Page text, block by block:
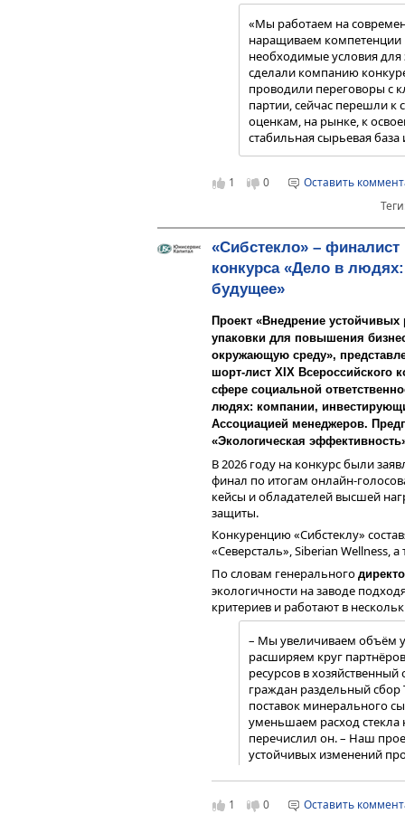
«Мы работаем на
наращиваем
необходимые условия для
сделали компанию
проводили переговоры с
партии, сейчас перешли
оценкам, на рынке, к
стабильная сырьевая
1 0
Оставить
«Сибстекло» – финалист
конкурса «Дело в
будущее»
Проект «Внедрение
упаковки для повышения
окружающую среду»,
шорт-лист XIX Всероссийского
сфере социальной
людях: компании,
Ассоциацией менеджеров.
«Экологическая
В 2026 году на конкурс были
финал по итогам онлайн-
кейсы и обладателей высшей
защиты.
Конкуренцию «Сибстеклу»
«Северсталь», Siberian Wellness,
По словам генерального
экологичности на заводе
критериев и работают в
– Мы увеличиваем объём
расширяем круг
ресурсов в
граждан раздельный
поставок минерального
уменьшаем расход стекла
перечислил он. – Наш
устойчивых изменений
нагрузку. Находим
формирования
1 0
Оставить